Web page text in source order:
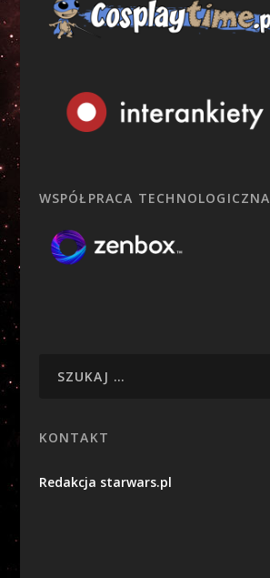
WSPÓŁPRACA TECHNOLOGICZNA
KONTAKT
Redakcja starwars.pl